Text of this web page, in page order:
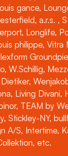
gance,
a.r.s. ,
Longlife,
philippe, Vitra
W.Schillig,
Living Divani,
TEAM by
Stickley-NY,
A/S, Intertime,
etc.